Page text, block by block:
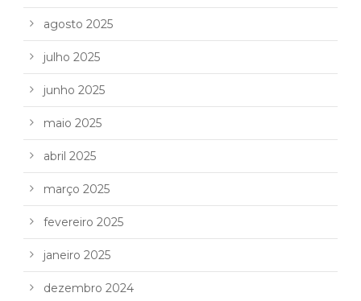
agosto 2025
julho 2025
junho 2025
maio 2025
abril 2025
março 2025
fevereiro 2025
janeiro 2025
dezembro 2024